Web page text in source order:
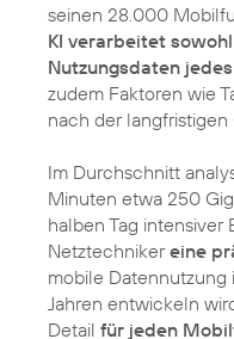
seinen 28.000
KI verarbeitet
Nutzungsdaten
zudem Faktoren wie
nach der langfristigen
Im Durchschnitt
Minuten etwa 250
halben Tag
Netztechnikereine
mobile
Jahren entwickeln
Detail für jeden